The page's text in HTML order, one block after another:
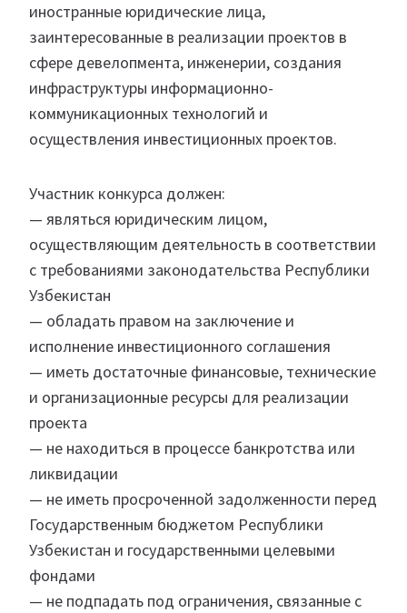
иностранные юридические лица,
заинтересованные в реализации проектов в
сфере девелопмента, инженерии, создания
инфраструктуры информационно-
коммуникационных технологий и
осуществления инвестиционных проектов.
Участник конкурса должен:
— являться юридическим лицом,
осуществляющим деятельность в соответствии
с требованиями законодательства Республики
Узбекистан
— обладать правом на заключение и
исполнение инвестиционного соглашения
— иметь достаточные финансовые, технические
и организационные ресурсы для реализации
проекта
— не находиться в процессе банкротства или
ликвидации
— не иметь просроченной задолженности перед
Государственным бюджетом Республики
Узбекистан и государственными целевыми
фондами
— не подпадать под ограничения, связанные с